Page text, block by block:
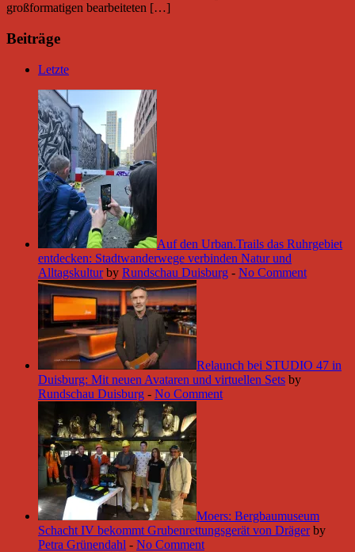
großformatigen bearbeiteten […]
Beiträge
Letzte
Auf den Urban.Trails das Ruhrgebiet
entdecken: Stadtwanderwege verbinden Natur und
Alltagskultur by Rundschau Duisburg - No Comment
Relaunch bei STUDIO 47 in
Duisburg: Mit neuen Avataren und virtuellen Sets by
Rundschau Duisburg - No Comment
Moers: Bergbaumuseum
Schacht IV bekommt Grubenrettungsgerät von Dräger by
Petra Grünendahl - No Comment